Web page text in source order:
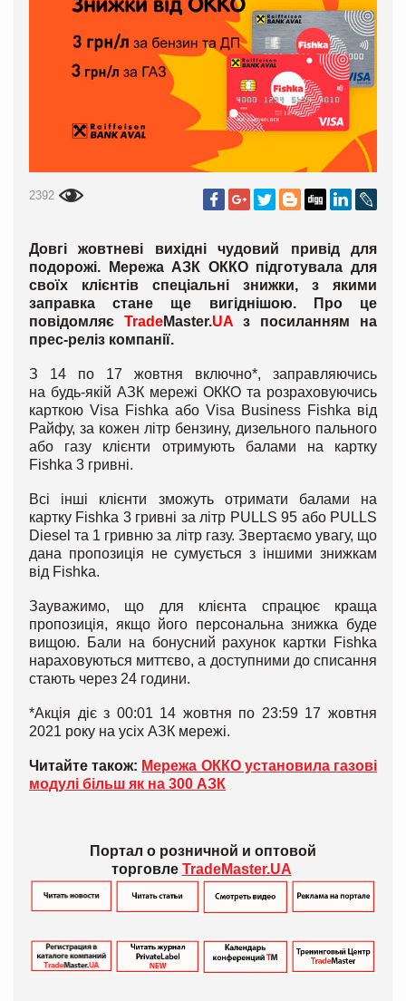
2392
Довгі жовтневі вихідні чудовий привід для
подорожі. Мережа АЗК ОККО підготувала для
своїх клієнтів спеціальні знижки, з якими
заправка стане ще вигіднішою. Про це
повідомляє TradeMaster.UA з посиланням на
прес-реліз компанії.
З 14 по 17 жовтня включно*, заправляючись
на будь-якій АЗК мережі ОККО та розраховуючись
карткою Visa Fishka або Visa Business Fishka від
Райфу, за кожен літр бензину, дизельного пального
або газу клієнти отримують балами на картку
Fishka 3 гривні.
Всі інші клієнти зможуть отримати балами на
картку Fishka 3 гривні за літр PULLS 95 або PULLS
Diesel та 1 гривню за літр газу. Звертаємо увагу, що
дана пропозиція не сумується з іншими знижкам
від Fishka.
Зауважимо, що для клієнта спрацює краща
пропозиція, якщо його персональна знижка буде
вищою. Бали на бонусний рахунок картки Fishka
нараховуються миттєво, а доступними до списання
стають через 24 години.
*Акція діє з 00:01 14 жовтня по 23:59 17 жовтня
2021 року на усіх АЗК мережі.
Читайте також: Мережа ОККО установила газові
модулі більш як на 300 АЗК
Портал о розничной и оптовой
торговле TradeMaster.UA